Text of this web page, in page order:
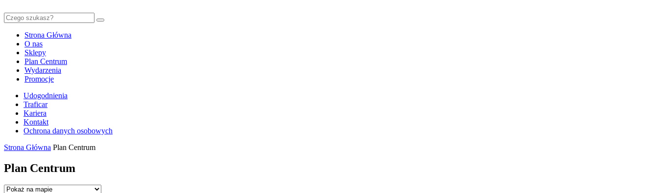
Strona Główna
O nas
Sklepy
Plan Centrum
Wydarzenia
Promocje
Udogodnienia
Traficar
Kariera
Kontakt
Ochrona danych osobowych
Strona Główna Plan Centrum
Plan Centrum